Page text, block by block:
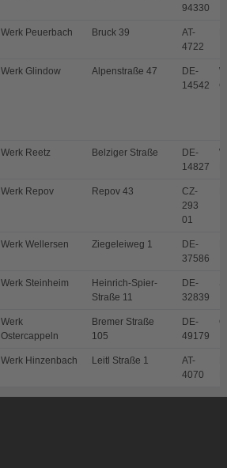
94330
Werk Peuerbach Bruck 39
AT-
4722
Werk Glindow Alpenstraße 47
DE-
14542
Werk Reetz Belziger Straße
DE-
14827
Werk Repov Repov 43
CZ-
293
01
Werk Wellersen Ziegeleiweg 1
DE-
37586
Werk Steinheim
Heinrich-Spier-
Straße 11
DE-
32839
Werk
Ostercappeln
Bremer Straße
105
DE-
49179
Werk Hinzenbach Leitl Straße 1
AT-
4070